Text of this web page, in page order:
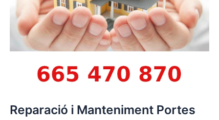
Reparació i Manteniment Portes